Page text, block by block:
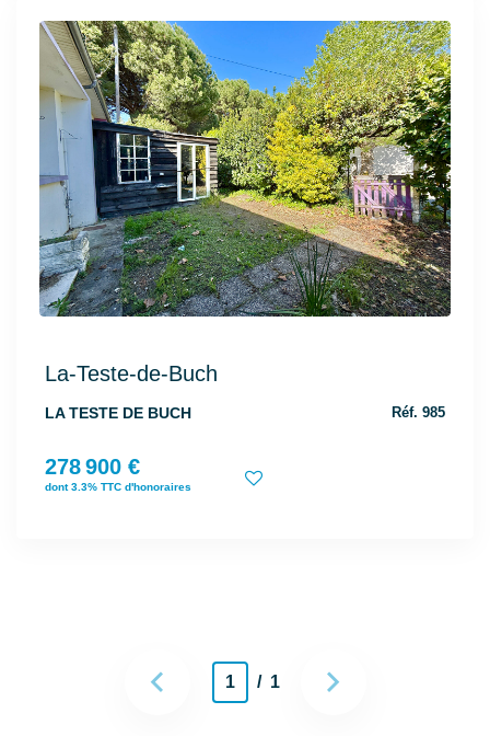
La-Teste-de-Buch
LA TESTE DE BUCH Réf. 985
278 900 €
dont 3.3% TTC d'honoraires
1 / 1